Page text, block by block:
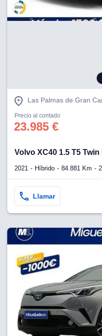
Las Palmas de Gran
Precio al contado
23.985 €
Volvo XC40 1.5 T5
2021 Híbrido 84.881 Km
Llamar